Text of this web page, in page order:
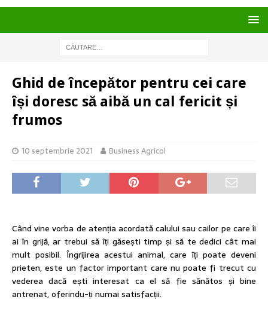
Ghid de începător pentru cei care
își doresc să aibă un cal fericit și
frumos
10 septembrie 2021 Business Agricol
Când vine vorba de atenția acordată calului sau cailor pe care îi
ai în grijă, ar trebui să îți găsești timp și să te dedici cât mai
mult posibil. Îngrijirea acestui animal, care îți poate deveni
prieten, este un factor important care nu poate fi trecut cu
vederea dacă ești interesat ca el să fie sănătos și bine
antrenat, oferindu-ți numai satisfacții.